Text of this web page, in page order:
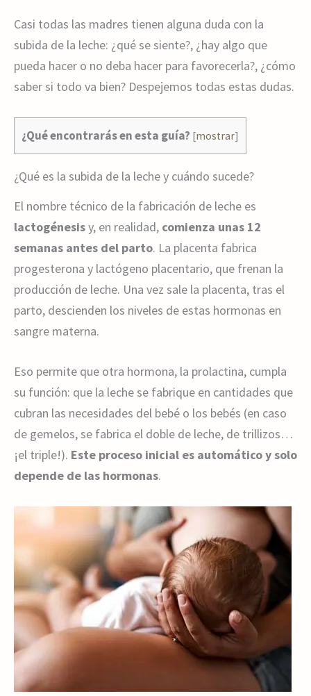
Casi todas las madres tienen alguna duda con la
subida de la leche: ¿qué se siente?, ¿hay algo que
pueda hacer o no deba hacer para favorecerla?, ¿cómo
saber si todo va bien? Despejemos todas estas dudas.
¿Qué encontrarás en esta guía? [mostrar]
¿Qué es la subida de la leche y cuándo sucede?
El nombre técnico de la fabricación de leche es
lactogénesisy, en realidad, comienza unas 12
semanas antes del parto. La placenta fabrica
progesterona y lactógeno placentario, que frenan la
producción de leche. Una vez sale la placenta, tras el
parto, descienden los niveles de estas hormonas en
sangre materna.
Eso permite que otra hormona, la prolactina, cumpla
su función: que la leche se fabrique en cantidades que
cubran las necesidades del bebé o los bebés (en caso
de gemelos, se fabrica el doble de leche, de trillizos…
¡el triple!). Este proceso inicial es automático y solo
depende de las hormonas.